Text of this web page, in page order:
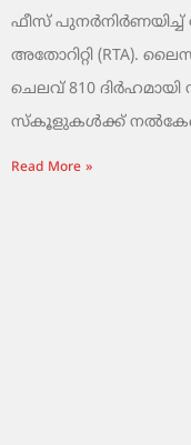
ഫീസ്
അതോറിറ്റി (RTA).
ചെലവ് 810
സ്കൂളുകൾക്ക്
Read More »